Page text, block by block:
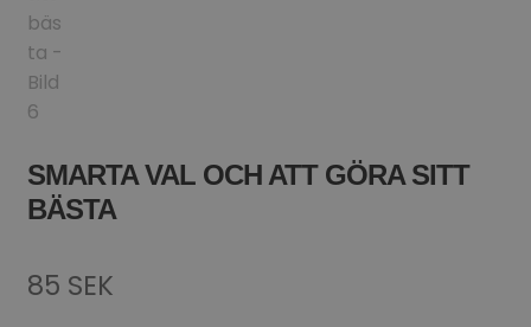
SMARTA VAL OCH ATT GÖRA SITT
BÄSTA
85 SEK